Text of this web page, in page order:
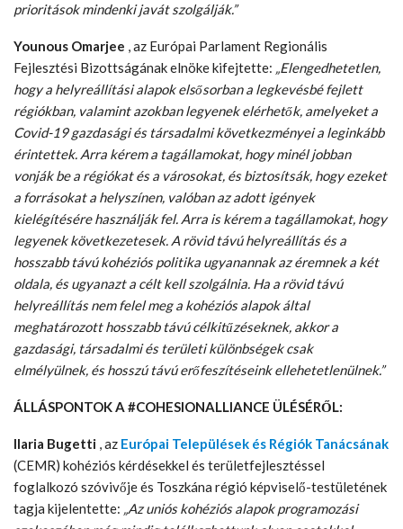
prioritások mindenki javát szolgálják.”
Younous Omarjee , az Európai Parlament Regionális
Fejlesztési Bizottságának elnöke kifejtette: „Elengedhetetlen,
hogy a helyreállítási alapok elsősorban a legkevésbé fejlett
régiókban, valamint azokban legyenek elérhetők, amelyeket a
Covid-19 gazdasági és társadalmi következményei a leginkább
érintettek. Arra kérem a tagállamokat, hogy minél jobban
vonják be a régiókat és a városokat, és biztosítsák, hogy ezeket
a forrásokat a helyszínen, valóban az adott igények
kielégítésére használják fel. Arra is kérem a tagállamokat, hogy
legyenek következetesek. A rövid távú helyreállítás és a
hosszabb távú kohéziós politika ugyanannak az éremnek a két
oldala, és ugyanazt a célt kell szolgálnia. Ha a rövid távú
helyreállítás nem felel meg a kohéziós alapok által
meghatározott hosszabb távú célkitűzéseknek, akkor a
gazdasági, társadalmi és területi különbségek csak
elmélyülnek, és hosszú távú erőfeszítéseink ellehetetlenülnek.”
ÁLLÁSPONTOK A #COHESIONALLIANCE ÜLÉSÉRŐL:
Ilaria Bugetti , az Európai Települések és Régiók Tanácsának
(CEMR) kohéziós kérdésekkel és területfejlesztéssel
foglalkozó szóvivője és Toszkána régió képviselő-testületének
tagja kijelentette: „Az uniós kohéziós alapok programozási